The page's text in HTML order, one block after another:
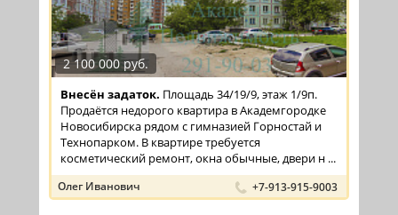
2 100 000 руб.
Внесён задаток. Площадь 34/19/9, этаж 1/9п.
Продаётся недорого квартира в Академгородке
Новосибирска рядом с гимназией Горностай и
Технопарком. В квартире требуется
косметический ремонт, окна обычные, двери н ...
Олег Иванович +7-913-915-9003